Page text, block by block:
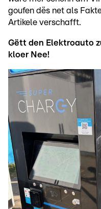
goufen dës net als
Artikele verschafft.
Gëtt den Elektroauto
kloer Nee!